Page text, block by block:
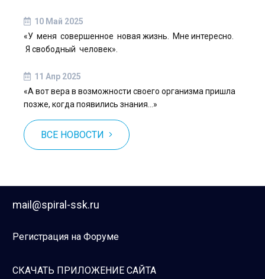
10 Май 2025
«У меня совершенное новая жизнь. Мне интересно.
Я свободный человек».
11 Апр 2025
«А вот вера в возможности своего организма пришла
позже, когда появились знания…»
ВСЕ НОВОСТИ
mail@spiral-ssk.ru
Регистрация на Форуме
СКАЧАТЬ ПРИЛОЖЕНИЕ САЙТА